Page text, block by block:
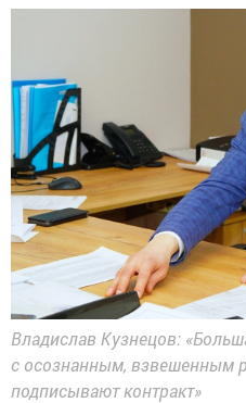
Владислав Кузнецов:
с осознанным, взвешенным
подписывают контракт»